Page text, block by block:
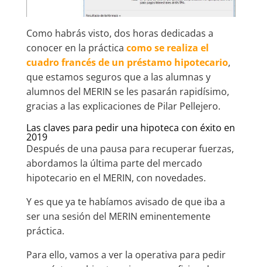
Como habrás visto, dos horas dedicadas a
conocer en la práctica como se realiza el
cuadro francés de un préstamo hipotecario,
que estamos seguros que a las alumnas y
alumnos del MERIN se les pasarán rapidísimo,
gracias a las explicaciones de Pilar Pellejero.
Las claves para pedir una hipoteca con éxito en
2019
Después de una pausa para recuperar fuerzas,
abordamos la última parte del mercado
hipotecario en el MERIN, con novedades.
Y es que ya te habíamos avisado de que iba a
ser una sesión del MERIN eminentemente
práctica.
Para ello, vamos a ver la operativa para pedir